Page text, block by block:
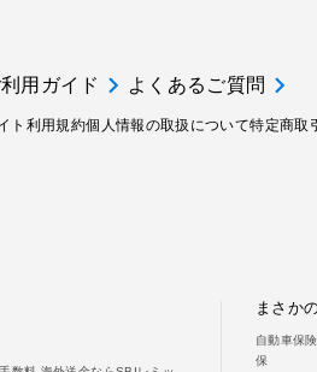
用ガイド よくあるご質問
ト利用規約個人情報の取扱について特定商取
まさか
自動車保
保